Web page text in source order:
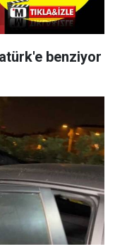
benziyor